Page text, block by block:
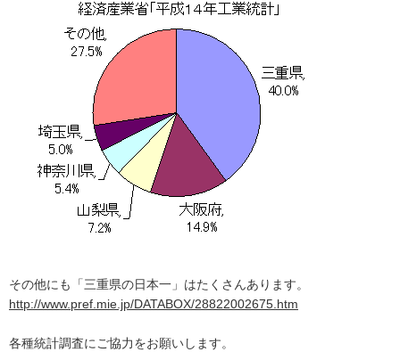
その他にも「三重県の日本一」はたくさんあります。
http://www.pref.mie.jp/DATABOX/28822002675.htm
各種統計調査にご協力をお願いします。